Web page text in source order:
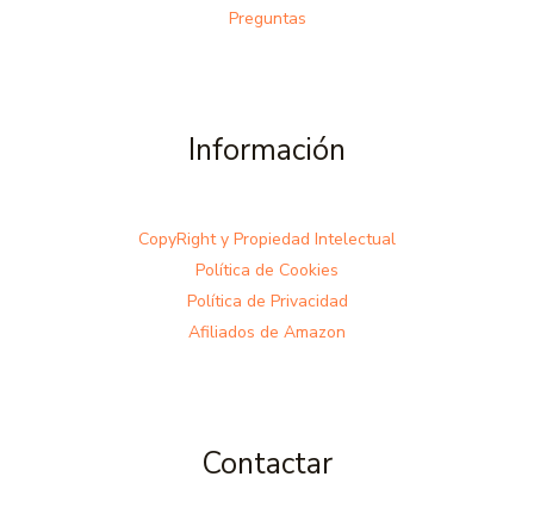
Preguntas
Información
CopyRight y Propiedad Intelectual
Política de Cookies
Política de Privacidad
Afiliados de Amazon
Contactar